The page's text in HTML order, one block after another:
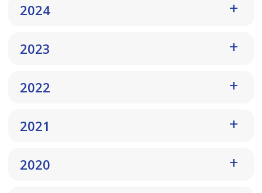
2024
2023
2022
2021
2020